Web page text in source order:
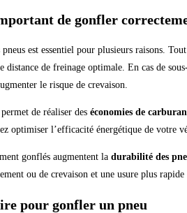
de gonfler
est essentiel pour plusieurs raisons.
distance de freinage optimale. En cas de
le risque de crevaison.
de réaliser des économies de
optimiser l’efficacité énergétique de votre
gonflés augmentent la durabilité des
ou de crevaison et une usure plus
pour gonfler un pneu